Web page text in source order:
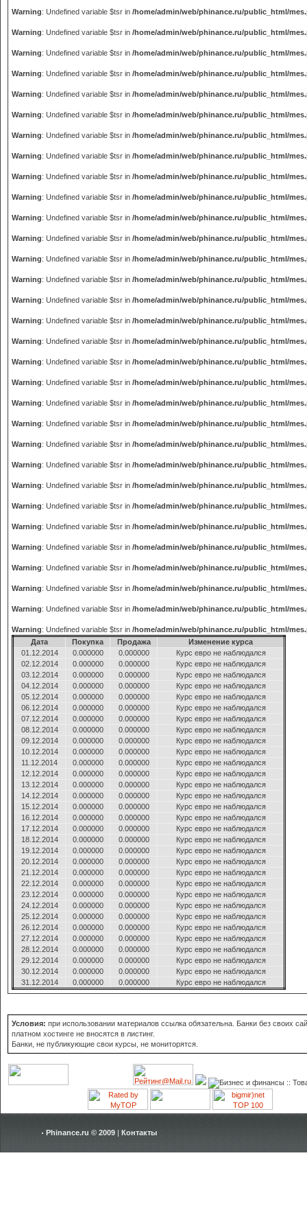
Warning: Undefined variable $tsr in /home/admin/web/phinance.ru/public_html/
Warning: Undefined variable $tsr in /home/admin/web/phinance.ru/public_html/
Warning: Undefined variable $tsr in /home/admin/web/phinance.ru/public_html/
Warning: Undefined variable $tsr in /home/admin/web/phinance.ru/public_html/
Warning: Undefined variable $tsr in /home/admin/web/phinance.ru/public_html/
Warning: Undefined variable $tsr in /home/admin/web/phinance.ru/public_html/
Warning: Undefined variable $tsr in /home/admin/web/phinance.ru/public_html/
Warning: Undefined variable $tsr in /home/admin/web/phinance.ru/public_html/
Warning: Undefined variable $tsr in /home/admin/web/phinance.ru/public_html/
Warning: Undefined variable $tsr in /home/admin/web/phinance.ru/public_html/
Warning: Undefined variable $tsr in /home/admin/web/phinance.ru/public_html/
Warning: Undefined variable $tsr in /home/admin/web/phinance.ru/public_html/
Warning: Undefined variable $tsr in /home/admin/web/phinance.ru/public_html/
Warning: Undefined variable $tsr in /home/admin/web/phinance.ru/public_html/
Warning: Undefined variable $tsr in /home/admin/web/phinance.ru/public_html/
Warning: Undefined variable $tsr in /home/admin/web/phinance.ru/public_html/
Warning: Undefined variable $tsr in /home/admin/web/phinance.ru/public_html/
Warning: Undefined variable $tsr in /home/admin/web/phinance.ru/public_html/
Warning: Undefined variable $tsr in /home/admin/web/phinance.ru/public_html/
Warning: Undefined variable $tsr in /home/admin/web/phinance.ru/public_html/
Warning: Undefined variable $tsr in /home/admin/web/phinance.ru/public_html/
Warning: Undefined variable $tsr in /home/admin/web/phinance.ru/public_html/
Warning: Undefined variable $tsr in /home/admin/web/phinance.ru/public_html/
Warning: Undefined variable $tsr in /home/admin/web/phinance.ru/public_html/
Warning: Undefined variable $tsr in /home/admin/web/phinance.ru/public_html/
Warning: Undefined variable $tsr in /home/admin/web/phinance.ru/public_html/
Warning: Undefined variable $tsr in /home/admin/web/phinance.ru/public_html/
Warning: Undefined variable $tsr in /home/admin/web/phinance.ru/public_html/
Warning: Undefined variable $tsr in /home/admin/web/phinance.ru/public_html/
Warning: Undefined variable $tsr in /home/admin/web/phinance.ru/public_html/
Warning: Undefined variable $tsr in /home/admin/web/phinance.ru/public_html/
Дата
Покупка Продажа
Изменение курса
01.12.2014
0.000000 0.000000
Курс евро не наблюдался
02.12.2014
0.000000 0.000000
Курс евро не наблюдался
03.12.2014
0.000000 0.000000
Курс евро не наблюдался
04.12.2014
0.000000 0.000000
Курс евро не наблюдался
05.12.2014
0.000000 0.000000
Курс евро не наблюдался
06.12.2014
0.000000 0.000000
Курс евро не наблюдался
07.12.2014
0.000000 0.000000
Курс евро не наблюдался
08.12.2014
0.000000 0.000000
Курс евро не наблюдался
09.12.2014
0.000000 0.000000
Курс евро не наблюдался
10.12.2014
0.000000 0.000000
Курс евро не наблюдался
11.12.2014
0.000000 0.000000
Курс евро не наблюдался
12.12.2014
0.000000 0.000000
Курс евро не наблюдался
13.12.2014
0.000000 0.000000
Курс евро не наблюдался
14.12.2014
0.000000 0.000000
Курс евро не наблюдался
15.12.2014
0.000000 0.000000
Курс евро не наблюдался
16.12.2014
0.000000 0.000000
Курс евро не наблюдался
17.12.2014
0.000000 0.000000
Курс евро не наблюдался
18.12.2014
0.000000 0.000000
Курс евро не наблюдался
19.12.2014
0.000000 0.000000
Курс евро не наблюдался
20.12.2014
0.000000 0.000000
Курс евро не наблюдался
21.12.2014
0.000000 0.000000
Курс евро не наблюдался
22.12.2014
0.000000 0.000000
Курс евро не наблюдался
23.12.2014
0.000000 0.000000
Курс евро не наблюдался
24.12.2014
0.000000 0.000000
Курс евро не наблюдался
25.12.2014
0.000000 0.000000
Курс евро не наблюдался
26.12.2014
0.000000 0.000000
Курс евро не наблюдался
27.12.2014
0.000000 0.000000
Курс евро не наблюдался
28.12.2014
0.000000 0.000000
Курс евро не наблюдался
29.12.2014
0.000000 0.000000
Курс евро не наблюдался
30.12.2014
0.000000 0.000000
Курс евро не наблюдался
31.12.2014
0.000000 0.000000 Курс евро не наблюдался
Условия: при использовании материалов ссылка обязательна. Банки без своих
платном хостинге не вносятся в листинг.
Банки, не публикующие свои курсы, не мониторятся.
Phinance.ru © 2009 | Контакты